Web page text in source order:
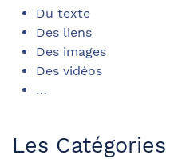
Du texte
Des liens
Des images
Des vidéos
…
Les Catégories